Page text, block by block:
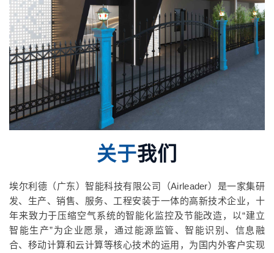
关于我们
埃尔利德（广东）智能科技有限公司（Airleader）是一家集研
发、生产、销售、服务、工程安装于一体的高新技术企业，十
年来致力于压缩空气系统的智能化监控及节能改造，以“建立
智能生产”为企业愿景，通过能源监管、智能识别、信息融
合、移动计算和云计算等核心技术的运用，为国内外客户实现